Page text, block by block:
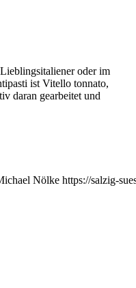
oder im
ist Vitello tonnato,
daran gearbeitet und
Nölke https://salzig-